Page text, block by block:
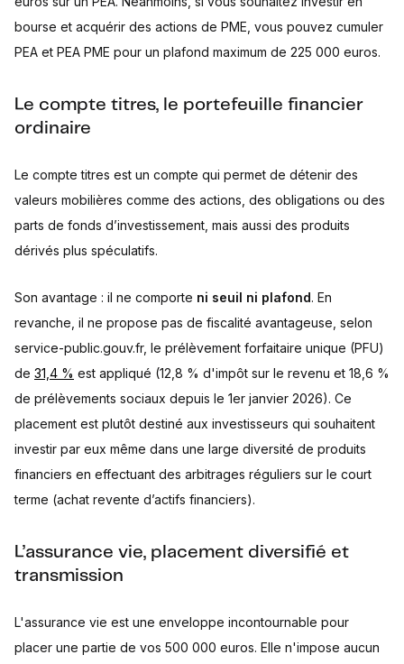
bourse et acquérir des actions de PME, vous pouvez cumuler
PEA et PEA PME pour un plafond maximum de 225 000 euros.
Le compte titres, le portefeuille financier
ordinaire
Le compte titres est un compte qui permet de détenir des
valeurs mobilières comme des actions, des obligations ou des
parts de fonds d’investissement, mais aussi des produits
dérivés plus spéculatifs.
Son avantage : il ne comporte ni seuil ni plafond. En
revanche, il ne propose pas de fiscalité avantageuse, selon
service-public.gouv.fr, le prélèvement forfaitaire unique (PFU)
de 31,4 % est appliqué (12,8 % d'impôt sur le revenu et 18,6 %
de prélèvements sociaux depuis le 1er janvier 2026). Ce
placement est plutôt destiné aux investisseurs qui souhaitent
investir par eux même dans une large diversité de produits
financiers en effectuant des arbitrages réguliers sur le court
terme (achat revente d’actifs financiers).
L’assurance vie, placement diversifié et
transmission
L'assurance vie est une enveloppe incontournable pour
placer une partie de vos 500 000 euros. Elle n'impose aucun